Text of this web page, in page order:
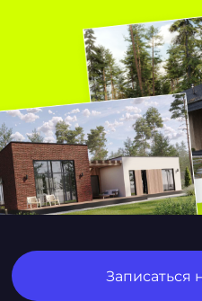
Записаться